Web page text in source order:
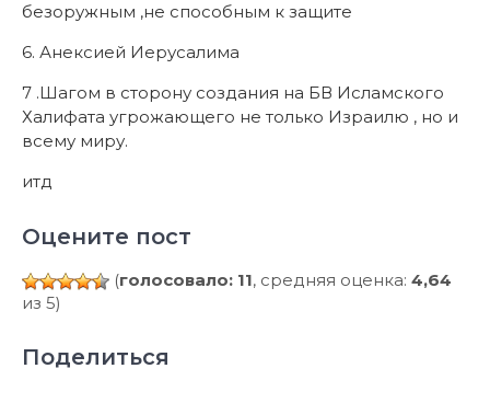
безоружным ,не способным к защите
6. Анексией Иерусалима
7 .Шагом в сторону создания на БВ Исламского
Халифата угрожающего не только Израилю , но и
всему миру.
итд
Оцените пост
(голосовало: 11, средняя оценка: 4,64
из 5)
Поделиться